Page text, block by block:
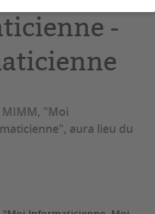
-
MIMM, "Moi
aura lieu du